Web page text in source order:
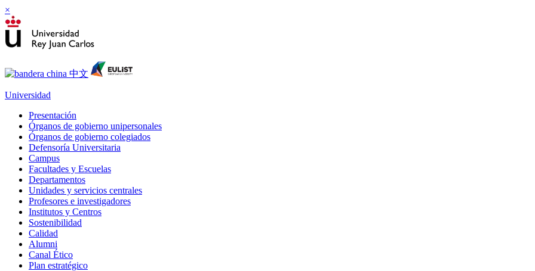
×
Universidad
Presentación
Órganos de gobierno unipersonales
Órganos de gobierno colegiados
Defensoría Universitaria
Campus
Facultades y Escuelas
Departamentos
Unidades y servicios centrales
Profesores e investigadores
Institutos y Centros
Sostenibilidad
Calidad
Alumni
Canal Ético
Plan estratégico